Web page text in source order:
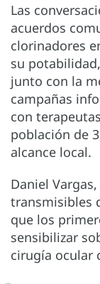
Las
acuerdos
clorinadores
su
junto con la
campañas
con
población de
alcance local.
Daniel
transmisibles
que los
sensibilizar
cirugía ocular